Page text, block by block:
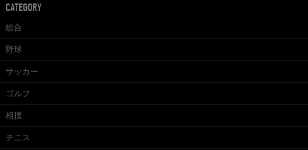
CATEGORY
総合
野球
サッカー
ゴルフ
相撲
テニス